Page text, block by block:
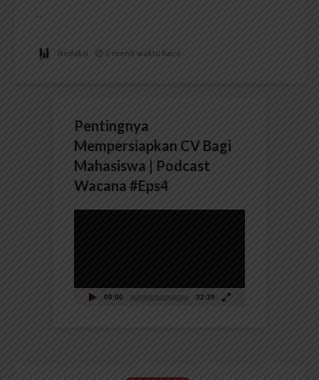
...
Redaksi 2 menit waktu baca
Pentingnya
Mempersiapkan CV Bagi
Mahasiswa | Podcast
Wacana #Eps4
00:00 32:39